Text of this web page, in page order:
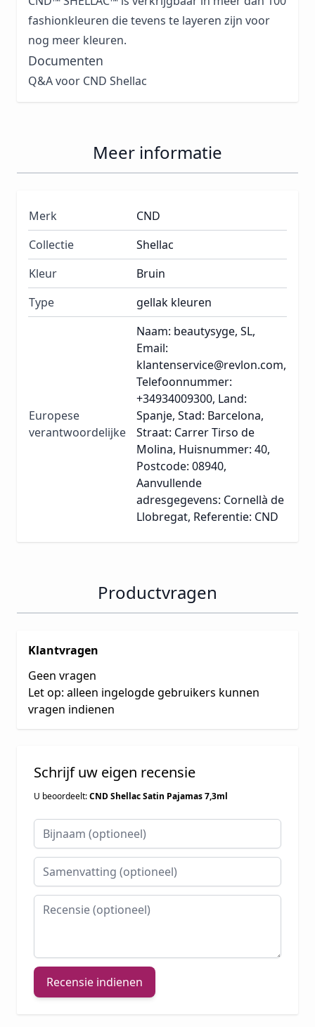
fashionkleuren die tevens te layeren zijn voor
nog meer kleuren.
Documenten
Q&A voor CND Shellac
Meer informatie
Merk
CND
Collectie
Shellac
Kleur
Bruin
Type
gellak kleuren
Europese
verantwoordelijke
Naam: beautysyge, SL,
Email:
klantenservice@revlon.com,
Telefoonnummer:
+34934009300, Land:
Spanje, Stad: Barcelona,
Straat: Carrer Tirso de
Molina, Huisnummer: 40,
Postcode: 08940,
Aanvullende
adresgegevens: Cornellà de
Llobregat, Referentie: CND
Productvragen
Klantvragen
Geen vragen
Let op: alleen ingelogde gebruikers kunnen
vragen indienen
Schrijf uw eigen recensie
U beoordeelt:CND Shellac Satin Pajamas 7,3ml
Bijnaam
Samenvatting
Recensie
Recensie indienen